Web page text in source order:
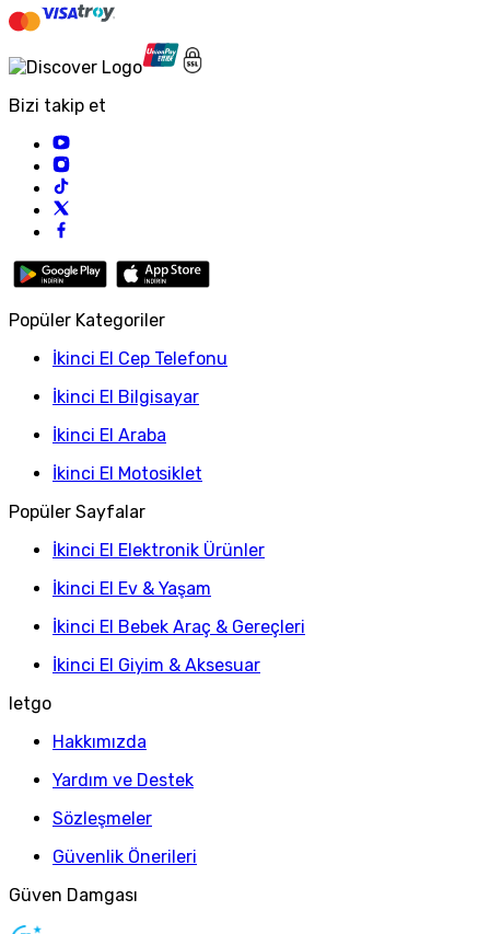
Bizi takip et
Popüler Kategoriler
İkinci El Cep Telefonu
İkinci El Bilgisayar
İkinci El Araba
İkinci El Motosiklet
Popüler Sayfalar
İkinci El Elektronik Ürünler
İkinci El Ev & Yaşam
İkinci El Bebek Araç & Gereçleri
İkinci El Giyim & Aksesuar
letgo
Hakkımızda
Yardım ve Destek
Sözleşmeler
Güvenlik Önerileri
Güven Damgası